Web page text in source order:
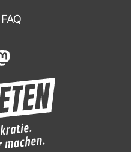
FAQ
mastodon